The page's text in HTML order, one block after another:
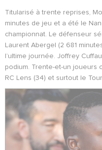
Titularisé à trente reprises,
minutes de jeu et a été le
championnat. Le défenseur
Laurent Abergel (2 681
l’ultime journée. Joffrey
podium. Trente-et-un joueurs
RC Lens (34) et surtout le